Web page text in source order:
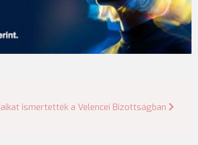
ismertették a Velencei Bizottságban